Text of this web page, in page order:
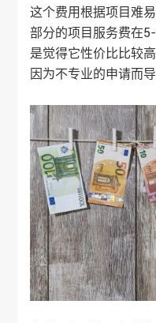
这个费用根据项目难
部分的项目服务费在
是觉得它性价比比较
因为不专业的申请而